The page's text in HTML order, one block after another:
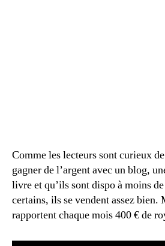
Comme les lecteurs sont curieux
gagner de l’argent avec un blog,
livre et qu’ils sont dispo à moins
certains, ils se vendent assez bien.
rapportent chaque mois 400 € de